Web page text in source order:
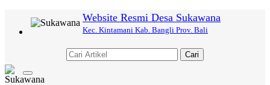
Website Resmi Desa Sukawana
Kec. Kintamani Kab. Bangli Prov. Bali
Cari
Toggle